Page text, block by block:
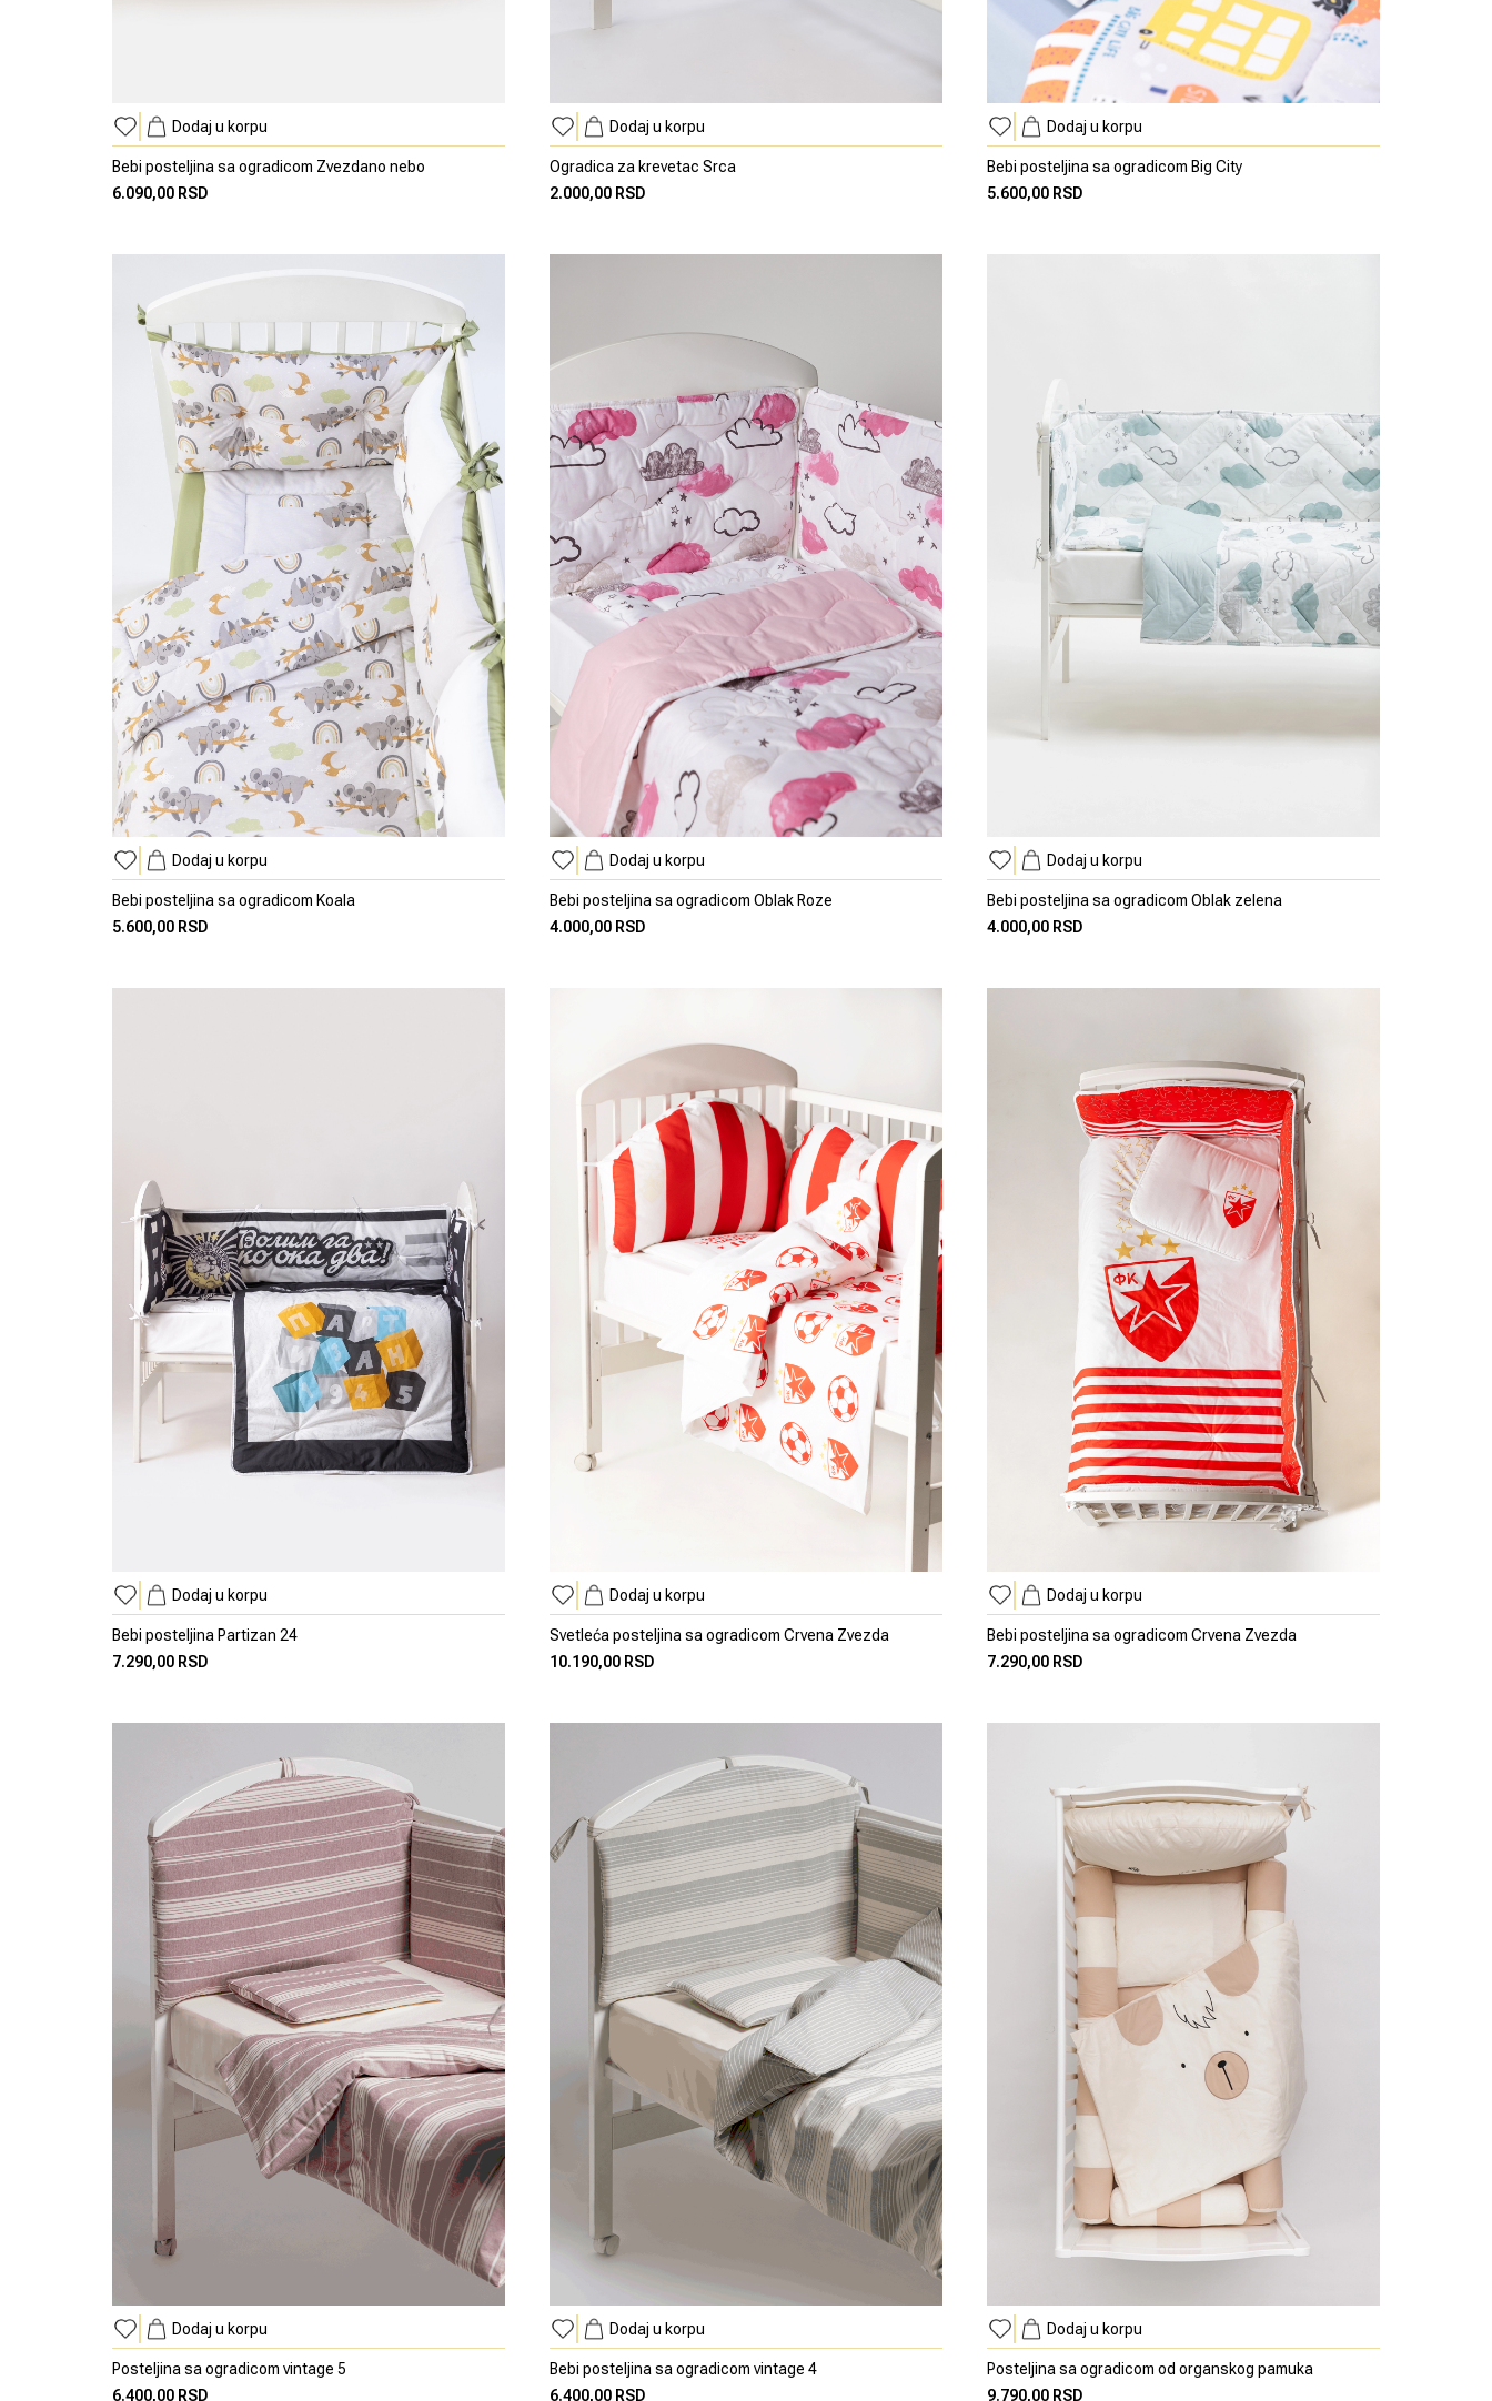
Dodaj u korpu
Bebi posteljina sa ogradicom Zvezdano nebo
6.090,00 RSD
Dodaj u korpu
Ogradica za krevetac Srca
2.000,00 RSD
Dodaj u korpu
Bebi posteljina sa ogradicom Big City
5.600,00 RSD
Dodaj u korpu
Bebi posteljina sa ogradicom Koala
5.600,00 RSD
Dodaj u korpu
Bebi posteljina sa ogradicom Oblak Roze
4.000,00 RSD
Dodaj u korpu
Bebi posteljina sa ogradicom Oblak zelena
4.000,00 RSD
Dodaj u korpu
Bebi posteljina Partizan 24
7.290,00 RSD
Dodaj u korpu
Svetleća posteljina sa ogradicom Crvena Zvezda
10.190,00 RSD
Dodaj u korpu
Bebi posteljina sa ogradicom Crvena Zvezda
7.290,00 RSD
Dodaj u korpu
Posteljina sa ogradicom vintage 5
6.400,00 RSD
Dodaj u korpu
Bebi posteljina sa ogradicom vintage 4
6.400,00 RSD
Dodaj u korpu
Posteljina sa ogradicom od organskog pamuka
9.790,00 RSD